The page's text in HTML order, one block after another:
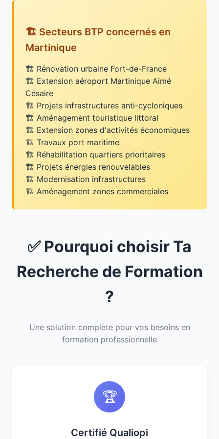
🏗️ Secteurs BTP concernés en
Martinique
Rénovation urbaine Fort-de-France
Extension aéroport Martinique Aimé
Césaire
Projets infrastructures anti-cycloniques
Aménagement touristique littoral
Extension zones d'activités économiques
Travaux port maritime
Réhabilitation quartiers prioritaires
Projets énergies renouvelables
Modernisation infrastructures
Aménagement zones commerciales
✅ Pourquoi choisir Ta
Recherche de Formation
?
Une solution complète pour vos besoins en
formation professionnelle
🏆
Certifié Qualiopi